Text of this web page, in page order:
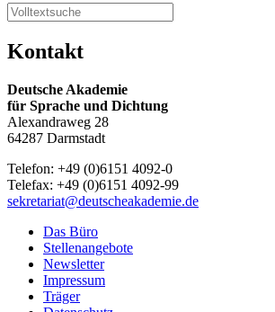
Kontakt
Deutsche Akademie
für Sprache und Dichtung
Alexandraweg 28
64287 Darmstadt
Telefon: +49 (0)6151 4092-0
Telefax: +49 (0)6151 4092-99
sekretariat@deutscheakademie.de
Das Büro
Stellenangebote
Newsletter
Impressum
Träger